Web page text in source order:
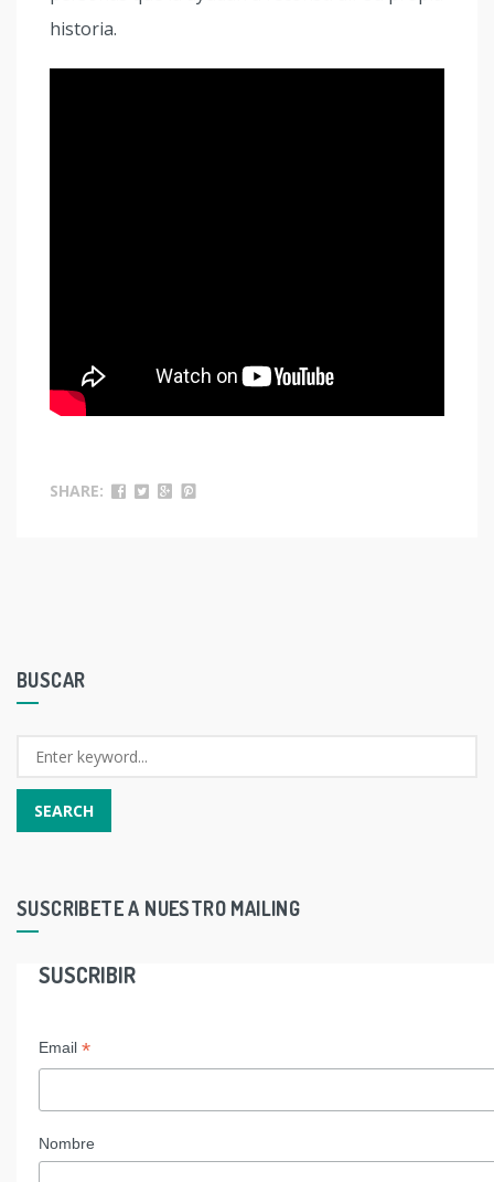
historia.
SHARE:
BUSCAR
SUSCRIBETE A NUESTRO MAILING
SUSCRIBIR
Email *
Nombre